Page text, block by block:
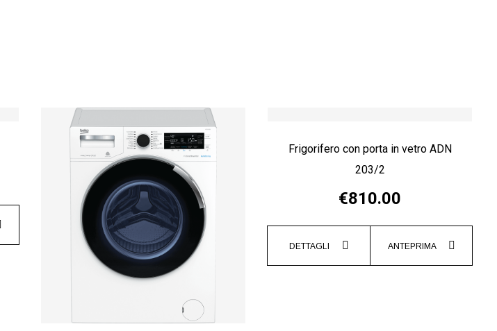
Frigorifero con porta in vetro ADN
203/2
€810.00
DETTAGLI ANTEPRIMA